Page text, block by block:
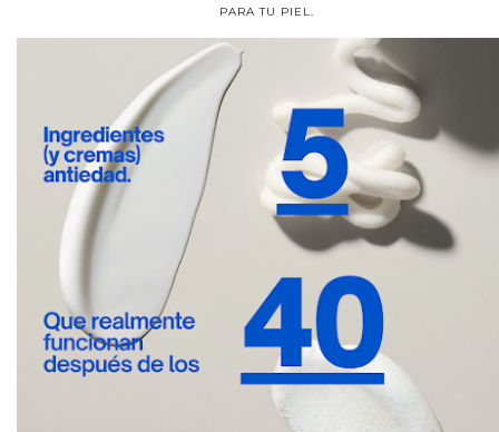
PARA TU PIEL.